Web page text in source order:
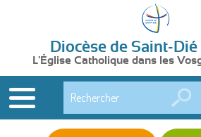
Diocèse de Saint-Dié
L'Église Catholique dans les